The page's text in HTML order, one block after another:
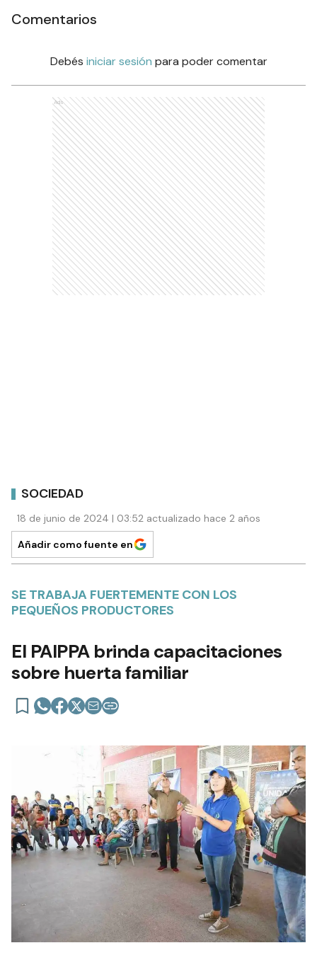
Comentarios
Debés iniciar sesión para poder comentar
Ads
SOCIEDAD
18 de junio de 2024 | 03:52 actualizado hace 2 años
Añadir como fuente en
SE TRABAJA FUERTEMENTE CON LOS
PEQUEÑOS PRODUCTORES
El PAIPPA brinda capacitaciones
sobre huerta familiar